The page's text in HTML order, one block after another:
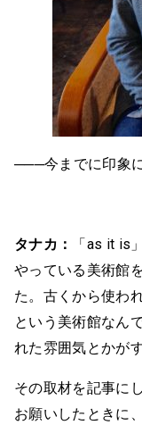
───今までに印象
タナカ：
「as it is
やっている美術館
た。古くから使わ
という美術館なん
れた雰囲気とかが
その取材を記事に
お願いしたときに